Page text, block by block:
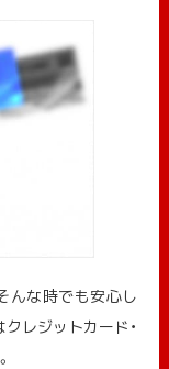
んな時でも安心し
レジットカード・